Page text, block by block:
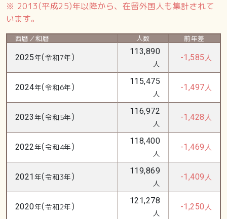
※ 2013(平成25)年以降から、在留外国人も集計されて
います。
西暦／和暦 人数 前年差
2025年(令和7年)
113,890
人
-1,585 人
2024年(令和6年)
115,475
人
-1,497人
2023年(令和5年)
116,972
人
-1,428 人
2022年(令和4年)
118,400
人
-1,469 人
2021 年(令和3年)
119,869
人
-1,409 人
2020年(令和2年)
121,278
人
-1,250 人